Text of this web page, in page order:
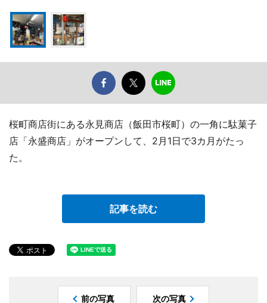
桜町商店街にある永見商店（飯田市桜町）の一角に駄菓子
店「永盛商店」がオープンして、2月1日で3カ月がたっ
た。
記事を読む
前の写真 次の写真